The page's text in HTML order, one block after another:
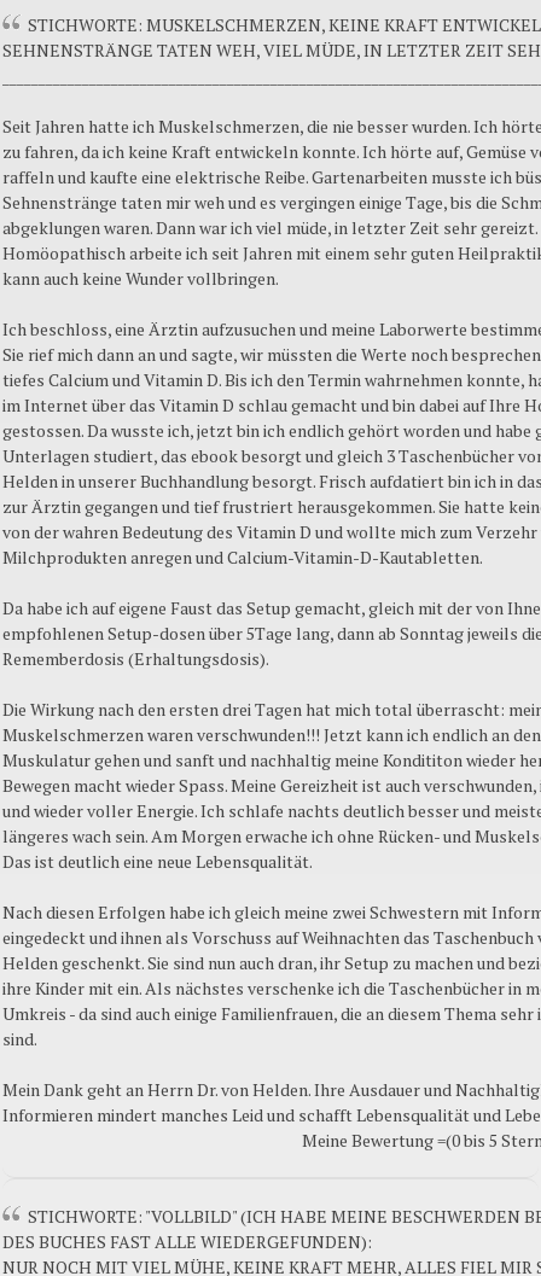
STICHWORTE: MUSKELSCHMERZEN, KEINE KRAFT
SEHNENSTRÄNGE TATEN WEH, VIEL MÜDE, IN LETZTER ZEIT
Seit Jahren hatte ich Muskelschmerzen, die nie besser wurden. Ich
zu fahren, da ich keine Kraft entwickeln konnte. Ich hörte auf, Gemüse
raffeln und kaufte eine elektrische Reibe. Gartenarbeiten musste ich
Sehnenstränge taten mir weh und es vergingen einige Tage, bis die
abgeklungen waren. Dann war ich viel müde, in letzter Zeit sehr gereizt.
Homöopathisch arbeite ich seit Jahren mit einem sehr guten
kann auch keine Wunder vollbringen.
Ich beschloss, eine Ärztin aufzusuchen und meine Laborwerte
Sie rief mich dann an und sagte, wir müssten die Werte noch
tiefes Calcium und Vitamin D. Bis ich den Termin wahrnehmen konnte,
im Internet über das Vitamin D schlau gemacht und bin dabei auf Ihre
gestossen. Da wusste ich, jetzt bin ich endlich gehört worden und habe
Unterlagen studiert, das ebook besorgt und gleich 3 Taschenbücher
Helden in unserer Buchhandlung besorgt. Frisch aufdatiert bin ich in
zur Ärztin gegangen und tief frustriert herausgekommen. Sie hatte
von der wahren Bedeutung des Vitamin D und wollte mich zum
Milchprodukten anregen und Calcium-Vitamin-D-Kautabletten.
Da habe ich auf eigene Faust das Setup gemacht, gleich mit der von
empfohlenen Setup-dosen über 5Tage lang, dann ab Sonntag jeweils
Rememberdosis (Erhaltungsdosis).
Die Wirkung nach den ersten drei Tagen hat mich total überrascht:
Muskelschmerzen waren verschwunden!!! Jetzt kann ich endlich an
Muskulatur gehen und sanft und nachhaltig meine Kondititon wieder
Bewegen macht wieder Spass. Meine Gereizheit ist auch
und wieder voller Energie. Ich schlafe nachts deutlich besser und
längeres wach sein. Am Morgen erwache ich ohne Rücken- und
Das ist deutlich eine neue Lebensqualität.
Nach diesen Erfolgen habe ich gleich meine zwei Schwestern mit
eingedeckt und ihnen als Vorschuss auf Weihnachten das Taschenbuch
Helden geschenkt. Sie sind nun auch dran, ihr Setup zu machen und
ihre Kinder mit ein. Als nächstes verschenke ich die Taschenbücher in
Umkreis - da sind auch einige Familienfrauen, die an diesem Thema
sind.
Mein Dank geht an Herrn Dr. von Helden. Ihre Ausdauer und
Informieren mindert manches Leid und schafft Lebensqualität und
Meine Bewertung =(0 bis 5
STICHWORTE: "VOLLBILD" (ICH HABE MEINE BESCHWERDEN
DES BUCHES FAST ALLE WIEDERGEFUNDEN):
NUR NOCH MIT VIEL MÜHE, KEINE KRAFT MEHR, ALLES FIEL MIR